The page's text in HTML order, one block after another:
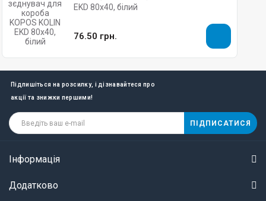
EKD 80х40, білий
76.50 грн.
Підпишіться на розсилку, і дізнавайтеся про
акції та знижки першими!
ПІДПИСАТИСЯ
Інформація
Додатково